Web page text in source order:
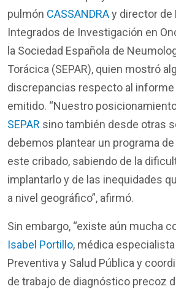
pulmón CASSANDRAy director de
Integrados de Investigación en
la Sociedad Española de
Torácica (SEPAR), quien mostró
discrepancias respecto al informe
emitido. “Nuestro
SEPAR sino también desde otras
debemos plantear un programa
este cribado, sabiendo de la
implantarlo y de las inequidades
a nivel geográfico”, afirmó.
Sin embargo, “existe aún mucha
Isabel Portillo, médica
Preventiva y Salud Pública y
de trabajo de diagnóstico precoz